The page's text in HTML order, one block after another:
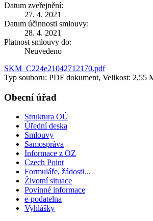
Datum zveřejnění:
27. 4. 2021
Datum účinnosti smlouvy:
28. 4. 2021
Platnost smlouvy do:
Neuvedeno
SKM_C224e21042712170.pdf
Typ souboru: PDF dokument, Velikost: 2,55
Obecní úřad
Struktura OÚ
Úřední deska
Smlouvy
Samospráva
Informace z OZ
Czech Point
Formuláře, žádosti...
Životní situace
Povinné informace
e-podatelna
Vyhlášky